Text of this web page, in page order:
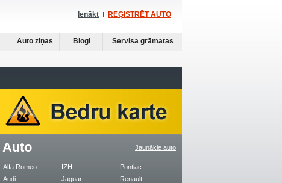
Ienākt REĢISTRĒT AUTO
Auto ziņas Blogi Servisa grāmatas
Jaunākie auto
Auto
Alfa Romeo
Audi
IZH
Jaguar
Pontiac
Renault